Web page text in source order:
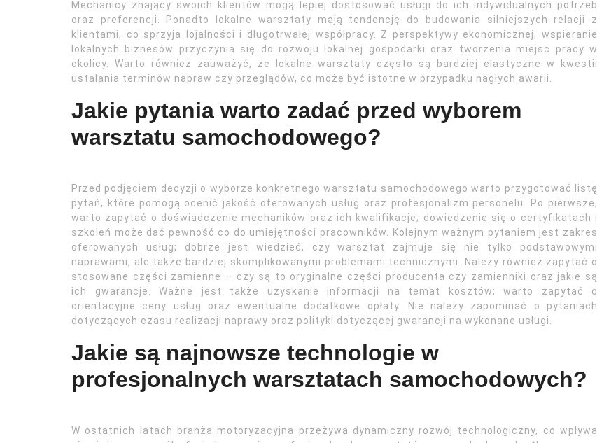
Mechanicy znający swoich klientów mogą lepiej dostosować usługi do ich indywidualnych potrzeb
oraz preferencji. Ponadto lokalne warsztaty mają tendencję do budowania silniejszych relacji z
klientami, co sprzyja lojalności i długotrwałej współpracy. Z perspektywy ekonomicznej, wspieranie
lokalnych biznesów przyczynia się do rozwoju lokalnej gospodarki oraz tworzenia miejsc pracy w
okolicy. Warto również zauważyć, że lokalne warsztaty często są bardziej elastyczne w kwestii
ustalania terminów napraw czy przeglądów, co może być istotne w przypadku nagłych awarii.
Jakie pytania warto zadać przed wyborem
warsztatu samochodowego?
Przed podjęciem decyzji o wyborze konkretnego warsztatu samochodowego warto przygotować listę
pytań, które pomogą ocenić jakość oferowanych usług oraz profesjonalizm personelu. Po pierwsze,
warto zapytać o doświadczenie mechaników oraz ich kwalifikacje; dowiedzenie się o certyfikatach i
szkoleń może dać pewność co do umiejętności pracowników. Kolejnym ważnym pytaniem jest zakres
oferowanych usług; dobrze jest wiedzieć, czy warsztat zajmuje się nie tylko podstawowymi
naprawami, ale także bardziej skomplikowanymi problemami technicznymi. Należy również zapytać o
stosowane części zamienne – czy są to oryginalne części producenta czy zamienniki oraz jakie są
ich gwarancje. Ważne jest także uzyskanie informacji na temat kosztów; warto zapytać o
orientacyjne ceny usług oraz ewentualne dodatkowe opłaty. Nie należy zapominać o pytaniach
dotyczących czasu realizacji naprawy oraz polityki dotyczącej gwarancji na wykonane usługi.
Jakie są najnowsze technologie w
profesjonalnych warsztatach samochodowych?
W ostatnich latach branża motoryzacyjna przeżywa dynamiczny rozwój technologiczny, co wpływa